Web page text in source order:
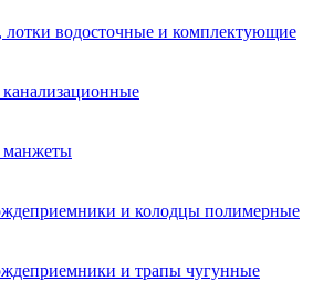
водосточные и комплектующие
манжеты
и колодцы полимерные
и трапы чугунные